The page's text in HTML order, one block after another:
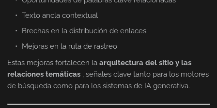
Texto ancla contextual
Brechas en la distribución de enlaces
Mejoras en la ruta de rastreo
Estas mejoras fortalecen la arquitectura del sitio y las
relaciones temáticas , señales clave tanto para los motores
de búsqueda como para los sistemas de IA generativa.